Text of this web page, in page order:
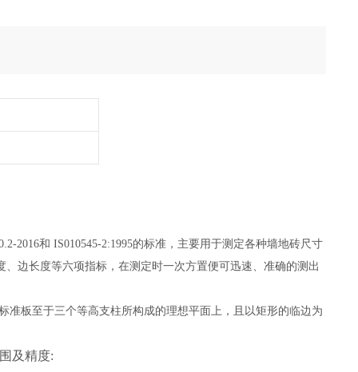
2016和 IS010545-2:1995的标准，主要用于测定各种墙地砖尺寸
边长度等六项指标，在测定时一次方置便可迅速、准确的测出
准板至于三个等高支柱所构成的理想平面上，且以矩形的临边为
及精度: